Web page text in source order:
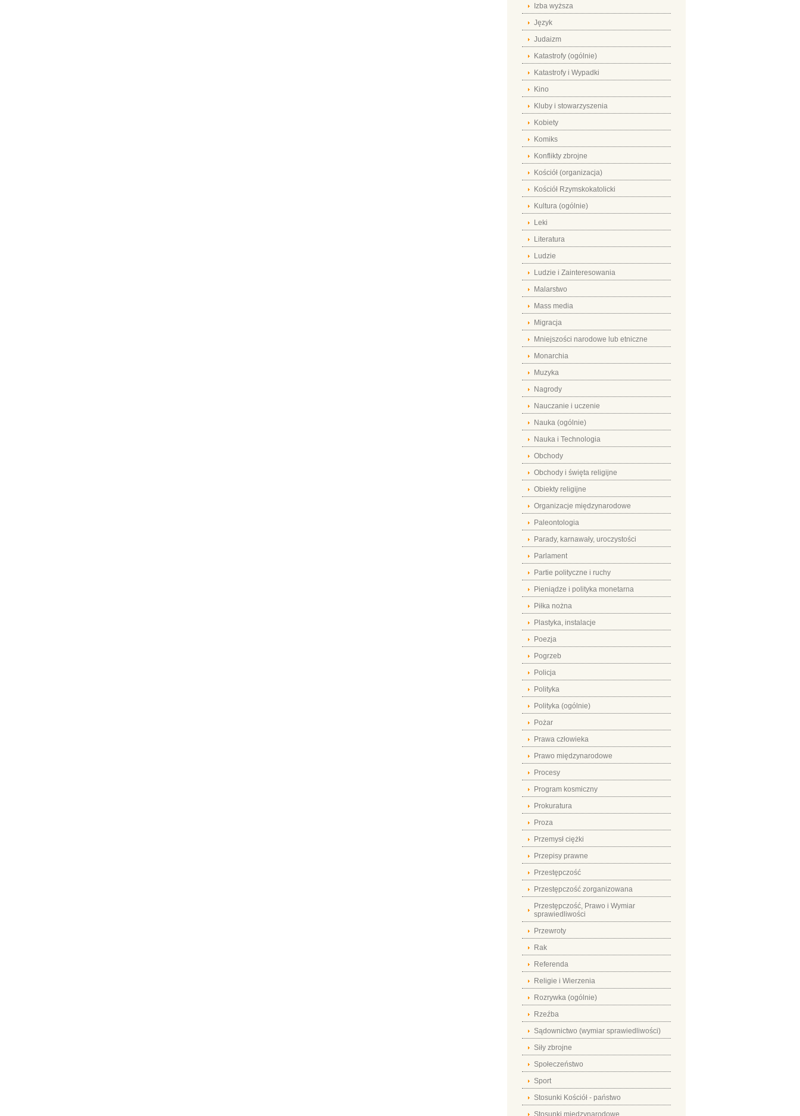
Izba wyższa
Język
Judaizm
Katastrofy (ogólnie)
Katastrofy i Wypadki
Kino
Kluby i stowarzyszenia
Kobiety
Komiks
Konflikty zbrojne
Kościół (organizacja)
Kościół Rzymskokatolicki
Kultura (ogólnie)
Leki
Literatura
Ludzie
Ludzie i Zainteresowania
Malarstwo
Mass media
Migracja
Mniejszości narodowe lub etniczne
Monarchia
Muzyka
Nagrody
Nauczanie i uczenie
Nauka (ogólnie)
Nauka i Technologia
Obchody
Obchody i święta religijne
Obiekty religijne
Organizacje międzynarodowe
Paleontologia
Parady, karnawały, uroczystości
Parlament
Partie polityczne i ruchy
Pieniądze i polityka monetarna
Piłka nożna
Plastyka, instalacje
Poezja
Pogrzeb
Policja
Polityka
Polityka (ogólnie)
Pożar
Prawa człowieka
Prawo międzynarodowe
Procesy
Program kosmiczny
Prokuratura
Proza
Przemysł ciężki
Przepisy prawne
Przestępczość
Przestępczość zorganizowana
Przestępczość, Prawo i Wymiar
sprawiedliwości
Przewroty
Rak
Referenda
Religie i Wierzenia
Rozrywka (ogólnie)
Rzeźba
Sądownictwo (wymiar sprawiedliwości)
Siły zbrojne
Społeczeństwo
Sport
Stosunki Kościół - państwo
Stosunki międzynarodowe